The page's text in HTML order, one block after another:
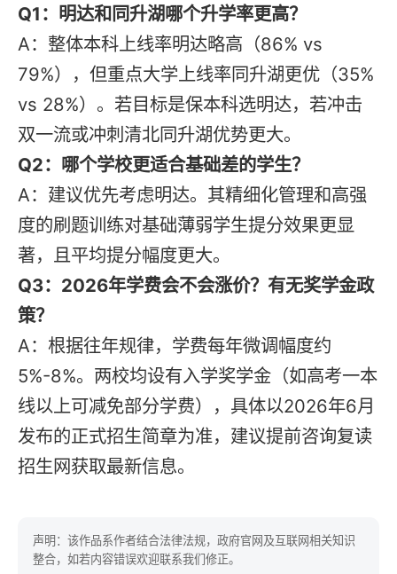
Q1：明达和同升湖哪个升学率更高？
A：整体本科上线率明达略高（86% vs
79%），但重点大学上线率同升湖更优（35%
vs 28%）。若目标是保本科选明达，若冲击
双一流或冲刺清北同升湖优势更大。
Q2：哪个学校更适合基础差的学生？
A：建议优先考虑明达。其精细化管理和高强
度的刷题训练对基础薄弱学生提分效果更显
著，且平均提分幅度更大。
Q3：2026年学费会不会涨价？有无奖学金政
策？
A：根据往年规律，学费每年微调幅度约
5%-8%。两校均设有入学奖学金（如高考一本
线以上可减免部分学费），具体以2026年6月
发布的正式招生简章为准，建议提前咨询复读
招生网获取最新信息。
声明：该作品系作者结合法律法规，政府官网及互联网相关知识
整合，如若内容错误欢迎联系我们修正。